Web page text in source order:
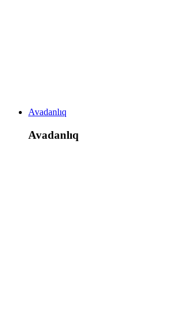
Avadanlıq
Avadanlıq